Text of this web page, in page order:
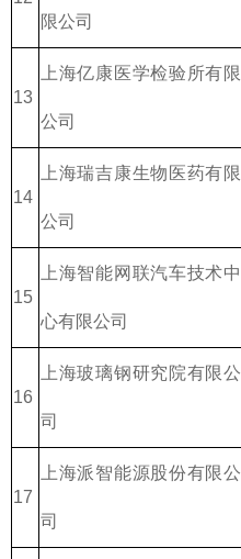
限公司
13
上海亿康医学检验所有限
公司
14
上海瑞吉康生物医药有限
公司
15
上海智能网联汽车技术中
心有限公司
16
上海玻璃钢研究院有限公
司
17
上海派智能源股份有限公
司